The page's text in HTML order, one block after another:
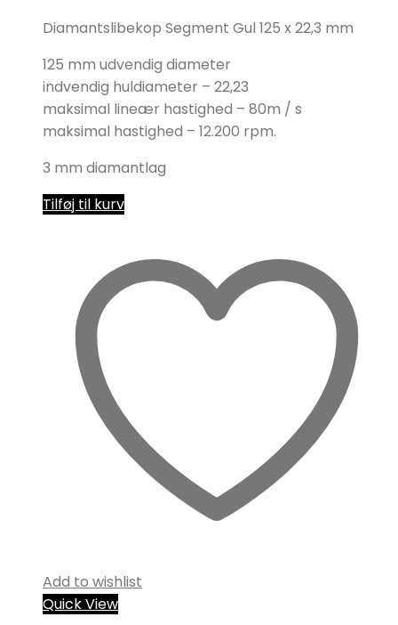
Diamantslibekop Segment Gul 125 x 22,3 mm
125 mm udvendig diameter
indvendig huldiameter – 22,23
maksimal lineær hastighed – 80m / s
maksimal hastighed – 12.200 rpm.
3 mm diamantlag
Tilføj til kurv
Add to wishlist
Quick View